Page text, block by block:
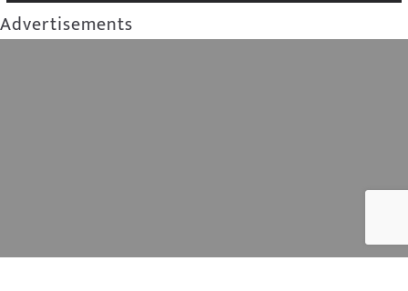
Advertisements